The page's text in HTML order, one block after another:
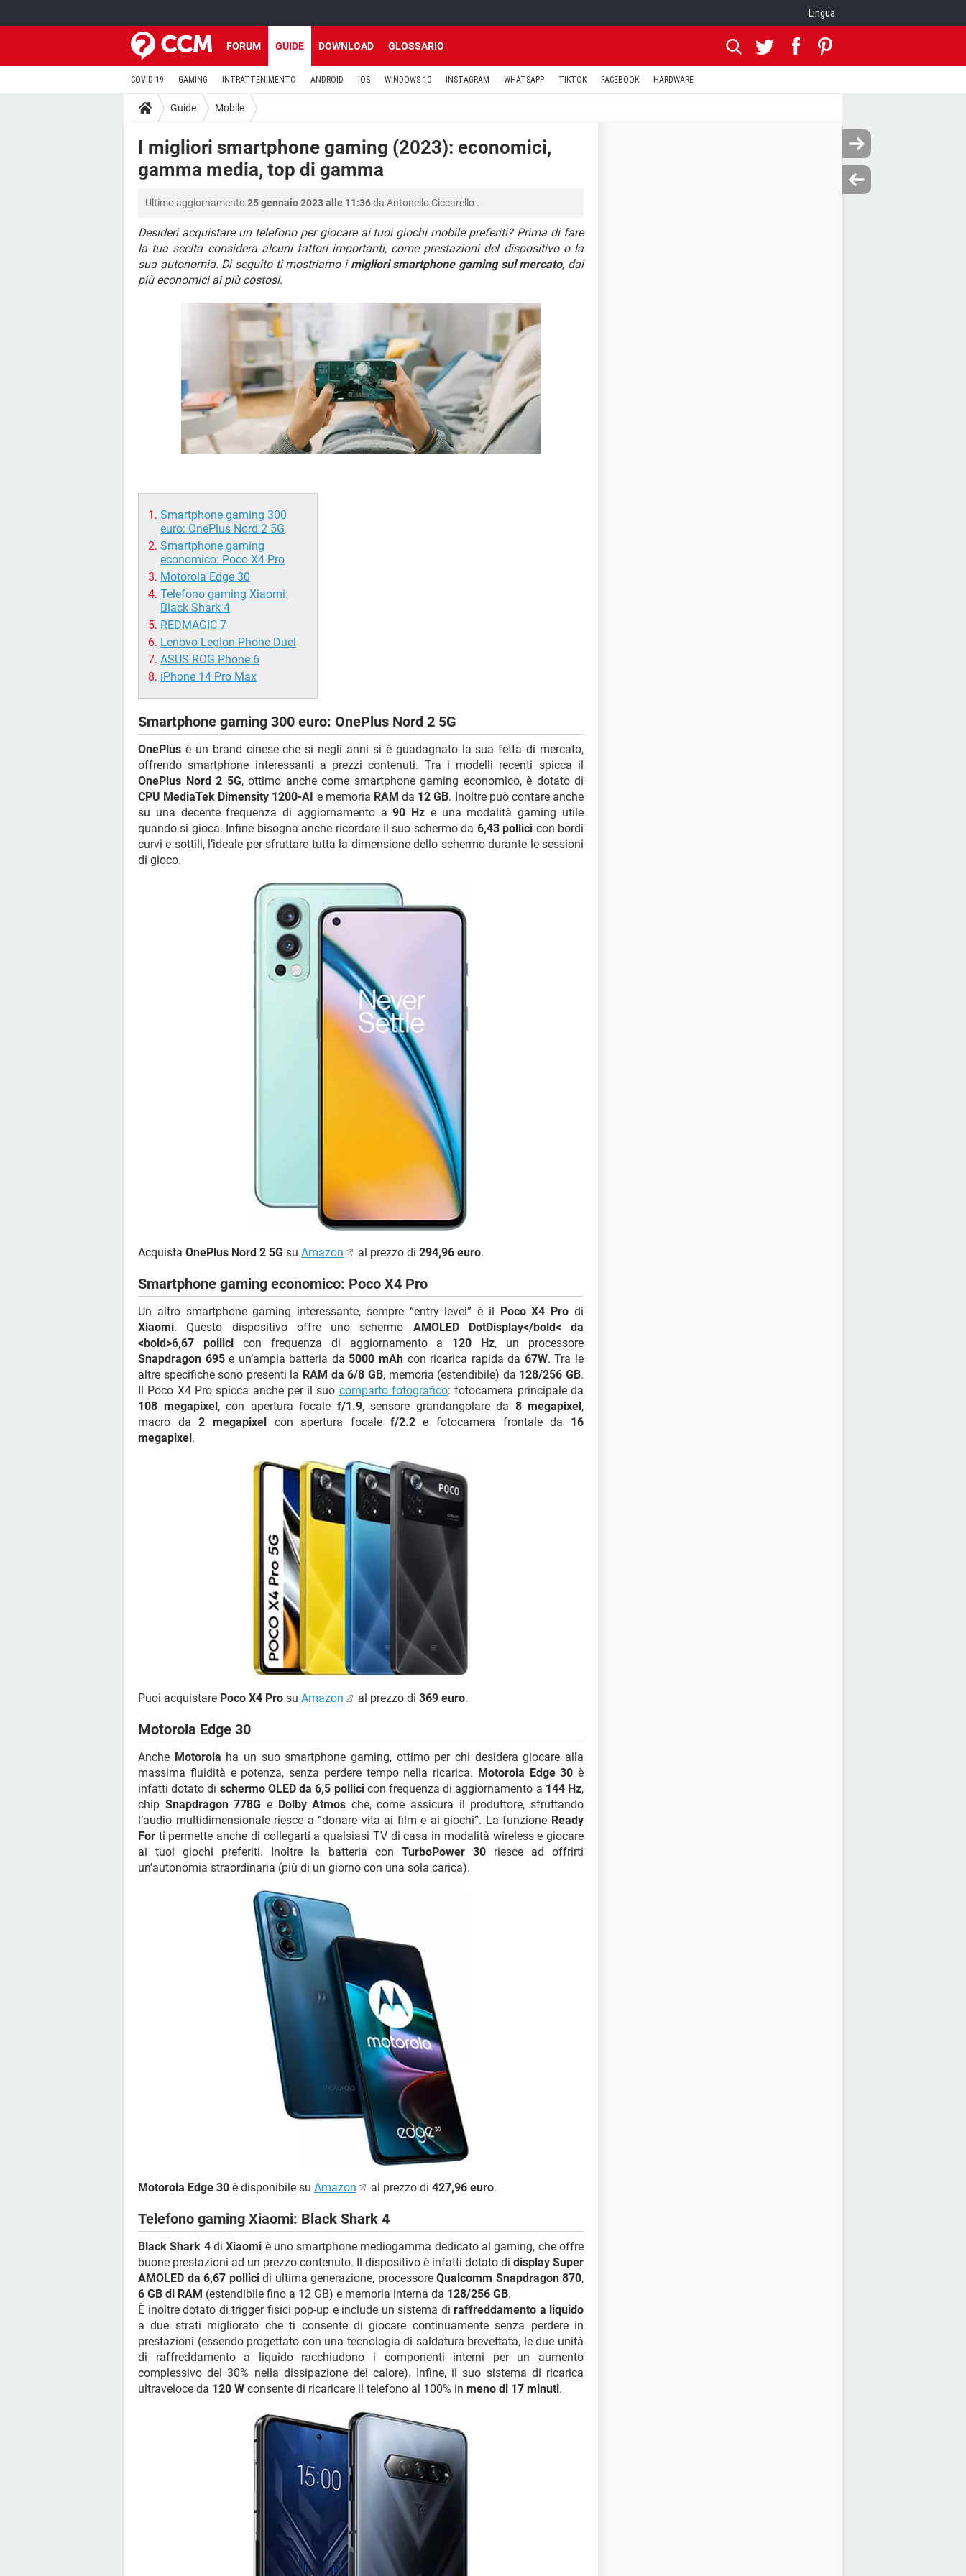
Lingua
FORUM GUIDE DOWNLOAD GLOSSARIO
COVID-19 GAMING INTRATTENIMENTO ANDROID iOS WINDOWS 10 INSTAGRAM WHATSAPP TIKTOK FACEBOOK HARDWARE
Guide Mobile
I migliori smartphone gaming (2023): economici,
gamma media, top di gamma
Ultimo aggiornamento25 gennaio 2023 alle 11:36da Antonello Ciccarello .
Desideri acquistare un telefono per giocare ai tuoi giochi mobile preferiti? Prima di fare
la tua scelta considera alcuni fattori importanti, come prestazioni del dispositivo o la
sua autonomia. Di seguito ti mostriamo i migliori smartphone gaming sul mercato, dai
più economici ai più costosi.
Smartphone gaming 300
euro: OnePlus Nord 2 5G
Smartphone gaming
economico: Poco X4 Pro
Motorola Edge 30
Telefono gaming Xiaomi:
Black Shark 4
REDMAGIC 7
Lenovo Legion Phone Duel
ASUS ROG Phone 6
iPhone 14 Pro Max
Smartphone gaming 300 euro: OnePlus Nord 2 5G
OnePlus è un brand cinese che si negli anni si è guadagnato la sua fetta di mercato,
offrendo smartphone interessanti a prezzi contenuti. Tra i modelli recenti spicca il
OnePlus Nord 2 5G, ottimo anche come smartphone gaming economico, è dotato di
CPU MediaTek Dimensity 1200-AI e memoria RAM da 12 GB. Inoltre può contare anche
su una decente frequenza di aggiornamento a90 Hz e una modalità gaming utile
quando si gioca. Infine bisogna anche ricordare il suo schermo da 6,43 pollici con bordi
curvi e sottili, l’ideale per sfruttare tutta la dimensione dello schermo durante le sessioni
di gioco.
Acquista OnePlus Nord 2 5G su Amazon al prezzo di 294,96 euro.
Smartphone gaming economico: Poco X4 Pro
Un altro smartphone gaming interessante, sempre “entry level” è il Poco X4 Pro di
Xiaomi. Questo dispositivo offre uno schermo AMOLED DotDisplay</bold< da
<bold>6,67 pollicicon frequenza di aggiornamento a 120 Hz, un processore
Snapdragon 695e un’ampia batteria da 5000 mAh con ricarica rapida da 67W. Tra le
altre specifiche sono presenti la RAM da 6/8 GB, memoria (estendibile) da 128/256 GB.
Il Poco X4 Pro spicca anche per il suo comparto fotografico: fotocamera principale da
108 megapixel , con apertura focale f/1.9, sensore grandangolare da 8 megapixel ,
macro da2 megapixel con apertura focale f/2.2e fotocamera frontale da 16
megapixel .
Puoi acquistare Poco X4 Pro su Amazon al prezzo di 369 euro.
Motorola Edge 30
Anche Motorola ha un suo smartphone gaming, ottimo per chi desidera giocare alla
massima fluidità e potenza, senza perdere tempo nella ricarica. Motorola Edge 30 è
infatti dotato di schermo OLED da 6,5 pollicicon frequenza di aggiornamento a 144 Hz,
chip Snapdragon 778G e Dolby Atmos che, come assicura il produttore, sfruttando
l’audio multidimensionale riesce a “donare vita ai film e ai giochi”. La funzione Ready
For ti permette anche di collegarti a qualsiasi TV di casa in modalità wireless e giocare
ai tuoi giochi preferiti. Inoltre la batteria con TurboPower 30riesce ad offrirti
un’autonomia straordinaria (più di un giorno con una sola carica).
Motorola Edge 30 è disponibile su Amazon al prezzo di 427,96 euro.
Telefono gaming Xiaomi: Black Shark 4
Black Shark 4diXiaomi è uno smartphone mediogamma dedicato al gaming, che offre
buone prestazioni ad un prezzo contenuto. Il dispositivo è infatti dotato di display Super
AMOLED da 6,67 pollicidi ultima generazione, processore Qualcomm Snapdragon 870,
6 GB di RAM (estendibile fino a 12 GB) e memoria interna da 128/256 GB.
È inoltre dotato di trigger fisici pop-up e include un sistema di raffreddamento a liquido
a due strati migliorato che ti consente di giocare continuamente senza perdere in
prestazioni (essendo progettato con una tecnologia di saldatura brevettata, le due unità
di raffreddamento a liquido racchiudono i componenti interni per un aumento
complessivo del 30% nella dissipazione del calore). Infine, il suo sistema di ricarica
ultraveloce da 120 W consente di ricaricare il telefono al 100% in meno di 17 minuti.